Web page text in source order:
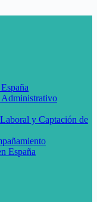
Administrativo
y Captación de
España